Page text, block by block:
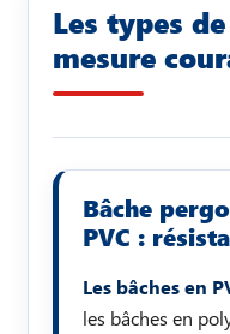
Les types
mesure
Bâche
PVC :
Les bâches en
les bâches en